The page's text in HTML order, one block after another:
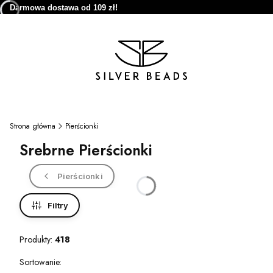
Darmowa dostawa od 109 zł!
Strona główna Pierścionki
Srebrne Pierścionki
Pierścionki
Filtry
Produkty: 418
Lista produktów
Sortowanie: